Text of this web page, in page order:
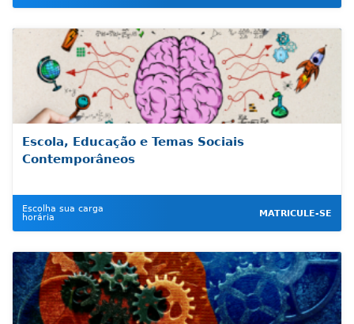
Escola, Educação e Temas Sociais
Contemporâneos
Escolha sua carga
horária
MATRICULE-SE